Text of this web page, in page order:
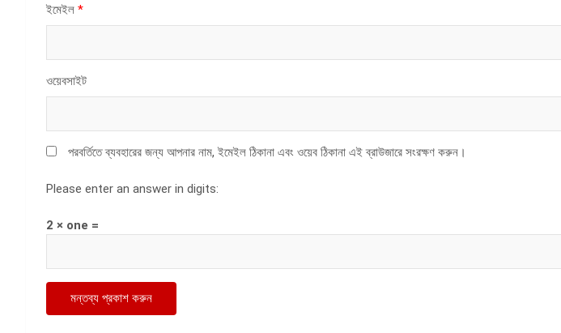
ইমেইল *
ওয়েবসাইট
পরবর্তিতে ব্যবহারের জন্য আপনার নাম, ইমেইল ঠিকানা এবং ওয়েব ঠিকানা এই ব্রাউজারে সংরক্ষণ করুন।
Please enter an answer in digits:
2 × one =